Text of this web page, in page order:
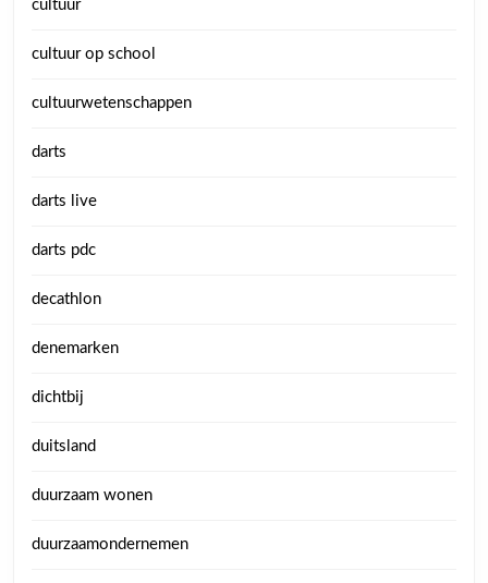
cultuur
cultuur op school
cultuurwetenschappen
darts
darts live
darts pdc
decathlon
denemarken
dichtbij
duitsland
duurzaam wonen
duurzaamondernemen